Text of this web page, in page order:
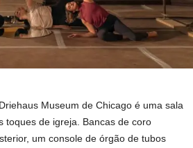
Museum de Chicago é uma sala
toques de igreja. Bancas de coro
um console de órgão de tubos